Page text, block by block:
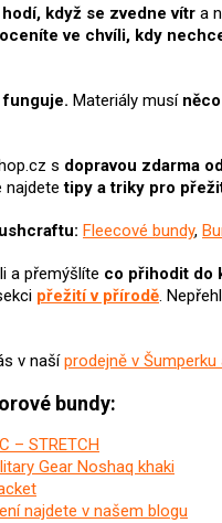
d
a
p
k
y
ý
i
s
když se zvedne vítr a
oceníte ve chvíli, kdy
funguje. Materiály musí
s dopravou zdarma
najdetetipy a triky pro
Fleecové bundy,
a přemýšlíte co přihodit do
přežití v přírodě.
v našíprodejně v Šumperku
bundy:
– STRETCH
Gear Noshaq khaki
najdete v našem blogu